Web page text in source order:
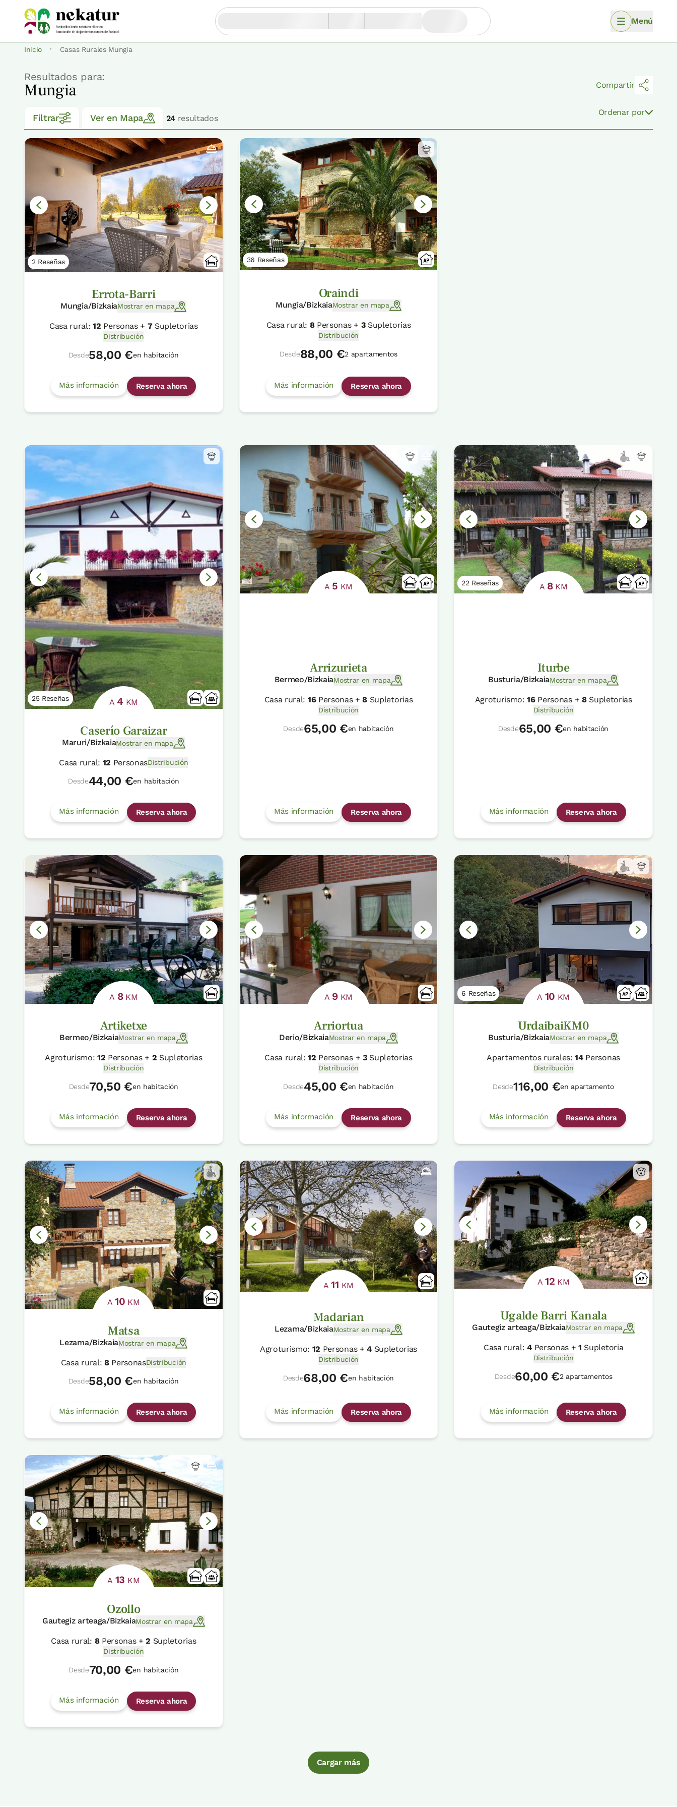
Menú
Inicio · Casas Rurales Mungia
Resultados para:
Mungia Compartir
Filtrar Ver en Mapa 24 resultados
Ordenar por
2 Reseñas
Errota-Barri
Mungia/BizkaiaMostrar en mapa
Casa rural:12 Personas + 7Supletorias
Distribución
Desde58,00 €en habitación
Más información Reserva ahora
36 Reseñas
Oraindi
Mungia/BizkaiaMostrar en mapa
Casa rural: 8Personas + 3Supletorias
Distribución
Desde88,00 €2 apartamentos
Más información Reserva ahora
25 Reseñas A4 KM
Caserío Garaizar
Maruri/BizkaiaMostrar en mapa
Casa rural: 12 PersonasDistribución
Desde44,00 €en habitación
Más información Reserva ahora
A 5 KM
Arrizurieta
Bermeo/BizkaiaMostrar en mapa
Casa rural: 16Personas +8 Supletorias
Distribución
Desde65,00 €en habitación
Más información Reserva ahora
22 Reseñas A 8KM
Iturbe
Busturia/BizkaiaMostrar en mapa
Agroturismo:16Personas + 8Supletorias
Distribución
Desde65,00 €en habitación
Más información Reserva ahora
A 8KM
Artiketxe
Bermeo/BizkaiaMostrar en mapa
Agroturismo:12 Personas + 2 Supletorias
Distribución
Desde70,50 €en habitación
Más información Reserva ahora
A 9KM
Arriortua
Derio/BizkaiaMostrar en mapa
Casa rural:12 Personas + 3Supletorias
Distribución
Desde45,00 €en habitación
Más información Reserva ahora
6 Reseñas A 10 KM
UrdaibaiKM0
Busturia/BizkaiaMostrar en mapa
Apartamentos rurales:14Personas
Distribución
Desde116,00 €en apartamento
Más información Reserva ahora
A10 KM
Matsa
Lezama/BizkaiaMostrar en mapa
Casa rural: 8PersonasDistribución
Desde58,00 €en habitación
Más información Reserva ahora
A11 KM
Madarian
Lezama/BizkaiaMostrar en mapa
Agroturismo: 12 Personas +4Supletorias
Distribución
Desde68,00 €en habitación
Más información Reserva ahora
A12 KM
Ugalde Barri Kanala
Gautegiz arteaga/BizkaiaMostrar en mapa
Casa rural:4Personas +1 Supletoria
Distribución
Desde60,00 €2 apartamentos
Más información Reserva ahora
A 13 KM
Ozollo
Gautegiz arteaga/BizkaiaMostrar en mapa
Casa rural: 8Personas +2 Supletorias
Distribución
Desde70,00 €en habitación
Más información Reserva ahora
Cargar más